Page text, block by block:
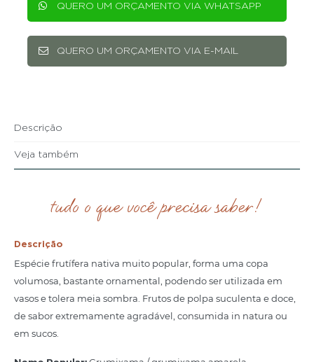
QUERO UM ORÇAMENTO VIA WHATSAPP
QUERO UM ORÇAMENTO VIA E-MAIL
Descrição
Veja também
tudo o que você precisa saber!
Descrição
Espécie frutífera nativa muito popular, forma uma copa
volumosa, bastante ornamental, podendo ser utilizada em
vasos e tolera meia sombra. Frutos de polpa suculenta e doce,
de sabor extremamente agradável, consumida in natura ou
em sucos.